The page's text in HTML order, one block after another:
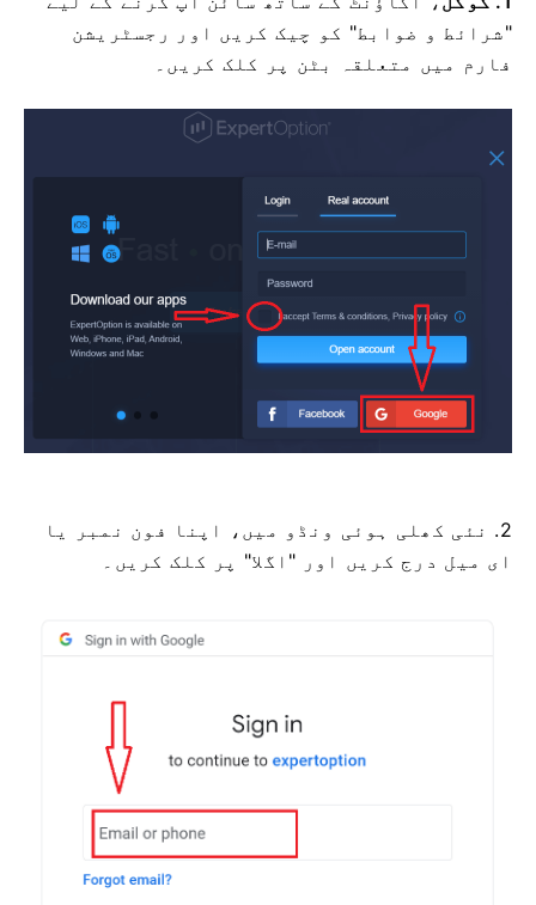
"شرائط و ضوابط" کو چیک کریں اور رجسٹریشن
فارم میں متعلقہ بٹن پر کلک کریں۔
2. نئی کھلی ہوئی ونڈو میں، اپنا فون نمبر یا
ای میل درج کریں اور "اگلا" پر کلک کریں۔